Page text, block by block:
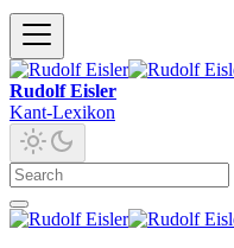
Rudolf Eisler
Kant-Lexikon